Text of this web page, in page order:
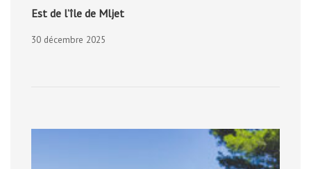
Est de l’île de Mljet
30 décembre 2025